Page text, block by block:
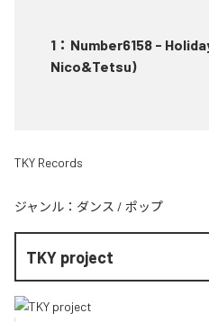
1 ： Number6158 -
Nico&Tetsu)
TKY Records
ジャンル： ダンス / ポップ
TKY project